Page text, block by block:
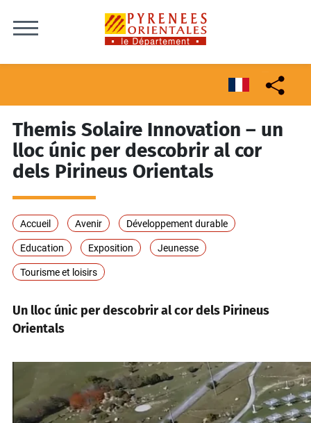
Themis Solaire Innovation – un
lloc únic per descobrir al cor
dels Pirineus Orientals
Accueil Avenir Développement durable
Education Exposition Jeunesse
Tourisme et loisirs
Un lloc únic per descobrir al cor dels Pirineus
Orientals